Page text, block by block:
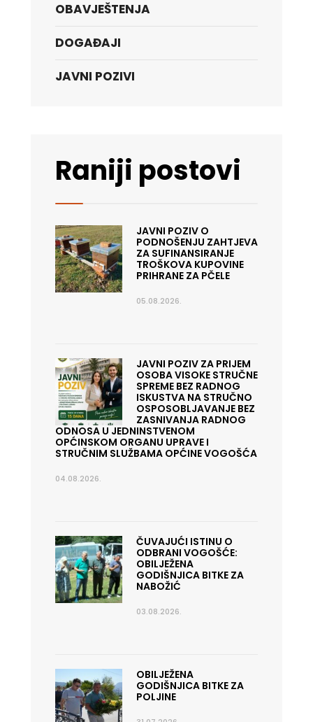
OBAVJEŠTENJA
DOGAĐAJI
JAVNI POZIVI
Raniji postovi
JAVNI POZIV O
PODNOŠENJU ZAHTJEVA
ZA SUFINANSIRANJE
TROŠKOVA KUPOVINE
PRIHRANE ZA PČELE
05.08.2026.
JAVNI POZIV ZA PRIJEM
OSOBA VISOKE STRUČNE
SPREME BEZ RADNOG
ISKUSTVA NA STRUČNO
OSPOSOBLJAVANJE BEZ
ZASNIVANJA RADNOG
ODNOSA U JEDNINSTVENOM
OPĆINSKOM ORGANU UPRAVE I
STRUČNIM SLUŽBAMA OPĆINE VOGOŠĆA
04.08.2026.
ČUVAJUĆI ISTINU O
ODBRANI VOGOŠĆE:
OBILJEŽENA
GODIŠNJICA BITKE ZA
NABOŽIĆ
03.08.2026.
OBILJEŽENA
GODIŠNJICA BITKE ZA
POLJINE